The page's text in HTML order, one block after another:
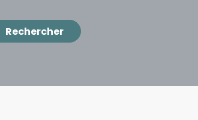
Rechercher